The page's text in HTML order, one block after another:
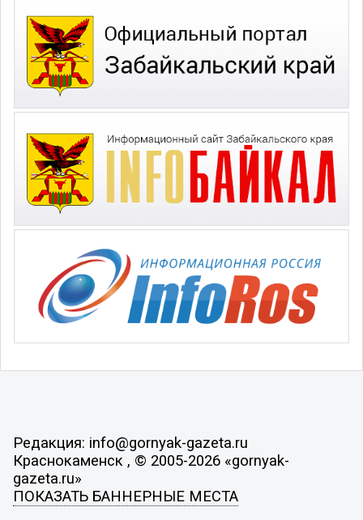
Редакция: info@gornyak-gazeta.ru
Краснокаменск , © 2005-2026 «gornyak-
gazeta.ru»
ПОКАЗАТЬ БАННЕРНЫЕ МЕСТА